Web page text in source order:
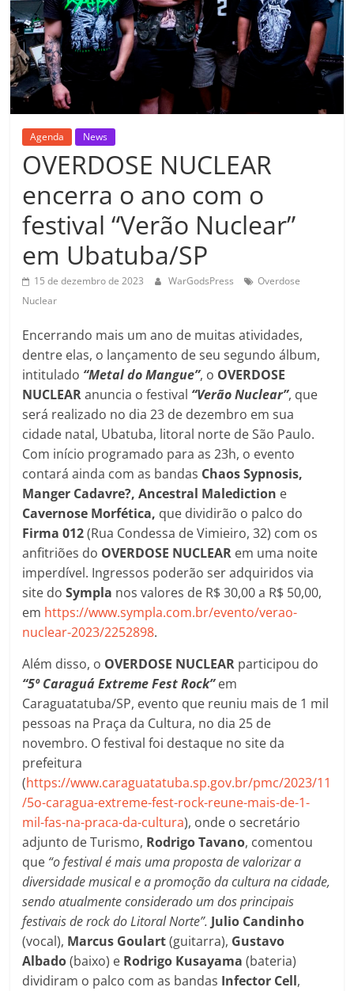
Agenda News
OVERDOSE NUCLEAR
encerra o ano com o
festival “Verão Nuclear”
em Ubatuba/SP
15 de dezembro de 2023 WarGodsPress
Overdose
Nuclear
Encerrando mais um ano de muitas atividades,
dentre elas, o lançamento de seu segundo álbum,
intitulado “Metal do Mangue”, o OVERDOSE
NUCLEARanuncia o festival “Verão Nuclear”, que
será realizado no dia 23 de dezembro em sua
cidade natal, Ubatuba, litoral norte de São Paulo.
Com início programado para as 23h, o evento
contará ainda com as bandas Chaos Sypnosis,
Manger Cadavre?, Ancestral Malediction e
Cavernose Morfética, que dividirão o palco do
Firma 012(Rua Condessa de Vimieiro, 32) com os
anfitriões do OVERDOSE NUCLEAR em uma noite
imperdível. Ingressos poderão ser adquiridos via
site doSympla nos valores de R$ 30,00 a R$ 50,00,
em https://www.sympla.com.br/evento/verao-
nuclear-2023/2252898.
Além disso, o OVERDOSE NUCLEAR participou do
“5º Caraguá Extreme Fest Rock”em
Caraguatatuba/SP, evento que reuniu mais de 1 mil
pessoas na Praça da Cultura, no dia 25 de
novembro. O festival foi destaque no site da
prefeitura
(https://www.caraguatatuba.sp.gov.br/pmc/2023/11
/5o-caragua-extreme-fest-rock-reune-mais-de-1-
mil-fas-na-praca-da-cultura), onde o secretário
adjunto de Turismo, Rodrigo Tavano, comentou
que “o festival é mais uma proposta de valorizar a
diversidade musical e a promoção da cultura na cidade,
sendo atualmente considerado um dos principais
festivais de rock do Litoral Norte”.Julio Candinho
(vocal), Marcus Goulart(guitarra), Gustavo
Albado(baixo) e Rodrigo Kusayama (bateria)
dividiram o palco com as bandas Infector Cell,